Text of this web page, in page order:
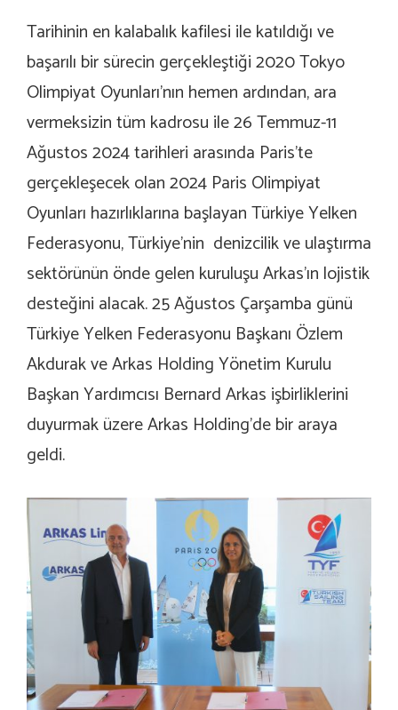
Tarihinin en kalabalık kafilesi ile katıldığı ve
başarılı bir sürecin gerçekleştiği 2020 Tokyo
Olimpiyat Oyunları’nın hemen ardından, ara
vermeksizin tüm kadrosu ile 26 Temmuz-11
Ağustos 2024 tarihleri arasında Paris’te
gerçekleşecek olan 2024 Paris Olimpiyat
Oyunları hazırlıklarına başlayan Türkiye Yelken
Federasyonu, Türkiye’nin denizcilik ve ulaştırma
sektörünün önde gelen kuruluşu Arkas’ın lojistik
desteğini alacak. 25 Ağustos Çarşamba günü
Türkiye Yelken Federasyonu Başkanı Özlem
Akdurak ve Arkas Holding Yönetim Kurulu
Başkan Yardımcısı Bernard Arkas işbirliklerini
duyurmak üzere Arkas Holding’de bir araya
geldi.